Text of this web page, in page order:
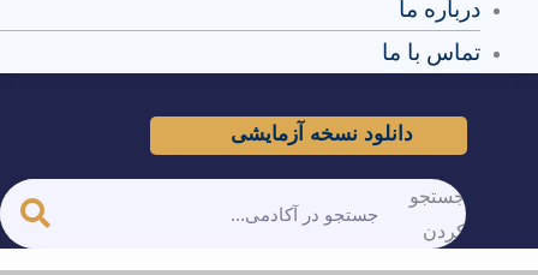
درباره ما
تماس با ما
دانلود نسخه آزمایشی
جستجو
کردن